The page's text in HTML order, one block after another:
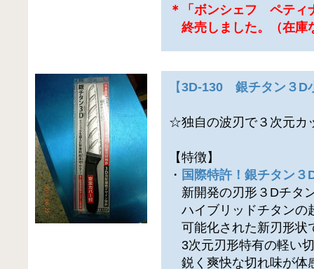
＊「ボンシェフ ペティ
終売しました。（在庫
【3D-130 銀チタン３D
☆独自の波刃で３次元カ
【特徴】
・ 国際特許！銀チタン３
新開発の刃形３Dチタ
ハイブリッドチタンの
可能化された新刃形状
3次元刃形特有の軽い
鋭く爽快な切れ味が体